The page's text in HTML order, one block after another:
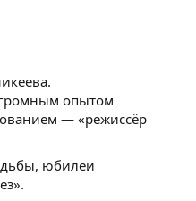
опытом
— «режиссёр
юбилеи